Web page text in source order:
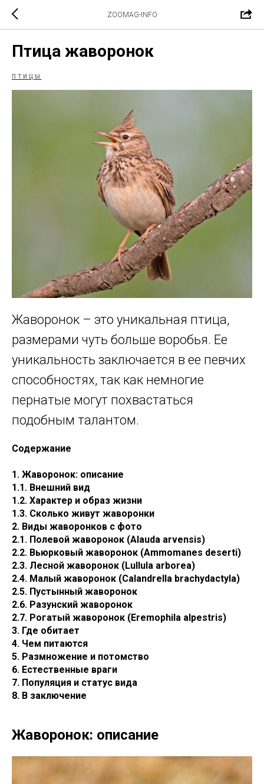
ZOOMAG-INFO
Птица жаворонок
ПТИЦЫ
Жаворонок – это уникальная птица,
размерами чуть больше воробья. Ее
уникальность заключается в ее певчих
способностях, так как немногие
пернатые могут похвастаться
подобным талантом.
Содержание
1. Жаворонок: описание
1.1. Внешний вид
1.2. Характер и образ жизни
1.3. Сколько живут жаворонки
2. Виды жаворонков с фото
2.1. Полевой жаворонок (Alauda arvensis)
2.2. Вьюрковый жаворонок (Ammomanes deserti)
2.3. Лесной жаворонок (Lullula arborea)
2.4. Малый жаворонок (Calandrella brachydactyla)
2.5. Пустынный жаворонок
2.6. Разунский жаворонок
2.7. Рогатый жаворонок (Eremophila alpestris)
3. Где обитает
4. Чем питаются
5. Размножение и потомство
6. Естественные враги
7. Популяция и статус вида
8. В заключение
Жаворонок: описание